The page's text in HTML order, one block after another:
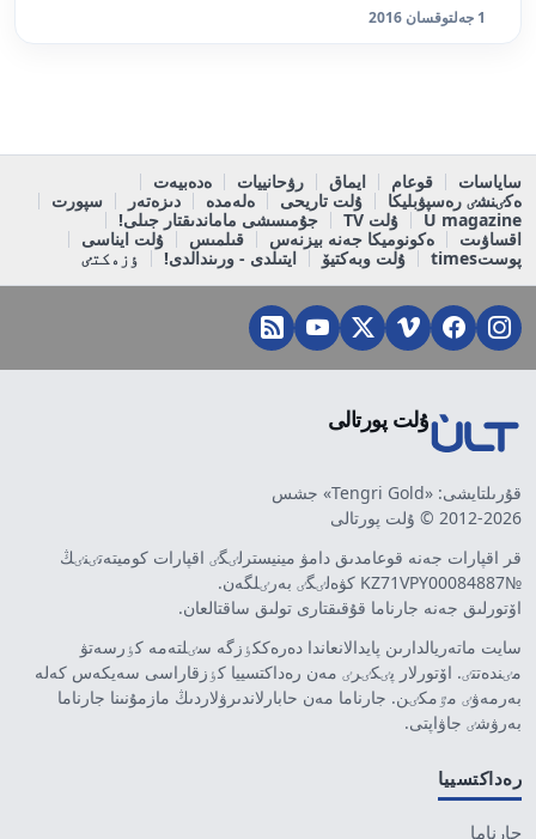
1 جەلتوقسان 2016
ساياسات قوعام ايماق رۋحانييات
ەدەبيەت
ەكٸنشٸ رەسپۋبليكا
ۇلت تاريحى ەلەمدە دىزەتەر
سپورت
U magazine
ۇلت TV
جۇمىسشى ماماندىقتار جىلى!
اقساۋىت
ەكونوميكا جەنە بيزنەس قىلمىس
ۇلت ايناسى
پوستtimes
ۇلت وبەكتيۆ ايتىلدى - ورىندالدى! ٶزەكتٸ
ۇلت پورتالى
قۇرىلتايشى: «Tengri Gold» جشس
2012-2026 © ۇلت پورتالى
قر اقپارات جەنە قوعامدىق دامۋ مينيسترلٸگٸ اقپارات كوميتەتٸنٸڭ
№KZ71VPY00084887 كۋەلٸگٸ بەرٸلگەن.
اۆتورلىق جەنە جارناما قۇقىقتارى تولىق ساقتالعان.
سايت ماتەريالدارىن پايدالانعاندا دەرەككٶزگە سٸلتەمە كٶرسەتۋ
مٸندەتتٸ. اۆتورلار پٸكٸرٸ مەن رەداكتسييا كٶزقاراسى سەيكەس كەلە
بەرمەۋٸ مٷمكٸن. جارناما مەن حابارلاندىرۋلاردىڭ مازمۇنىنا جارناما
بەرۋشٸ جاۋاپتى.
رەداكتسييا
جارناما